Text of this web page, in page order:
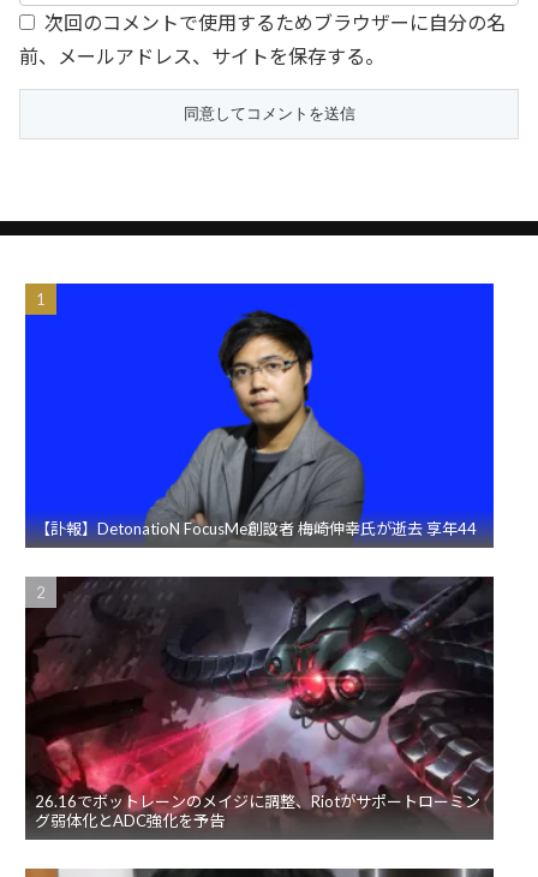
次回のコメントで使用するためブラウザーに自分の名
前、メールアドレス、サイトを保存する。
【訃報】DetonatioN FocusMe創設者 梅崎伸幸氏が逝去 享年44
26.16でボットレーンのメイジに調整、Riotがサポートローミン
グ弱体化とADC強化を予告